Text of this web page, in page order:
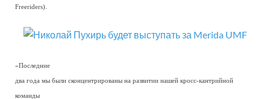
Freeriders).
«Последние
два года мы были сконцентрированы на развитии нашей кросс-кантрийной
команды